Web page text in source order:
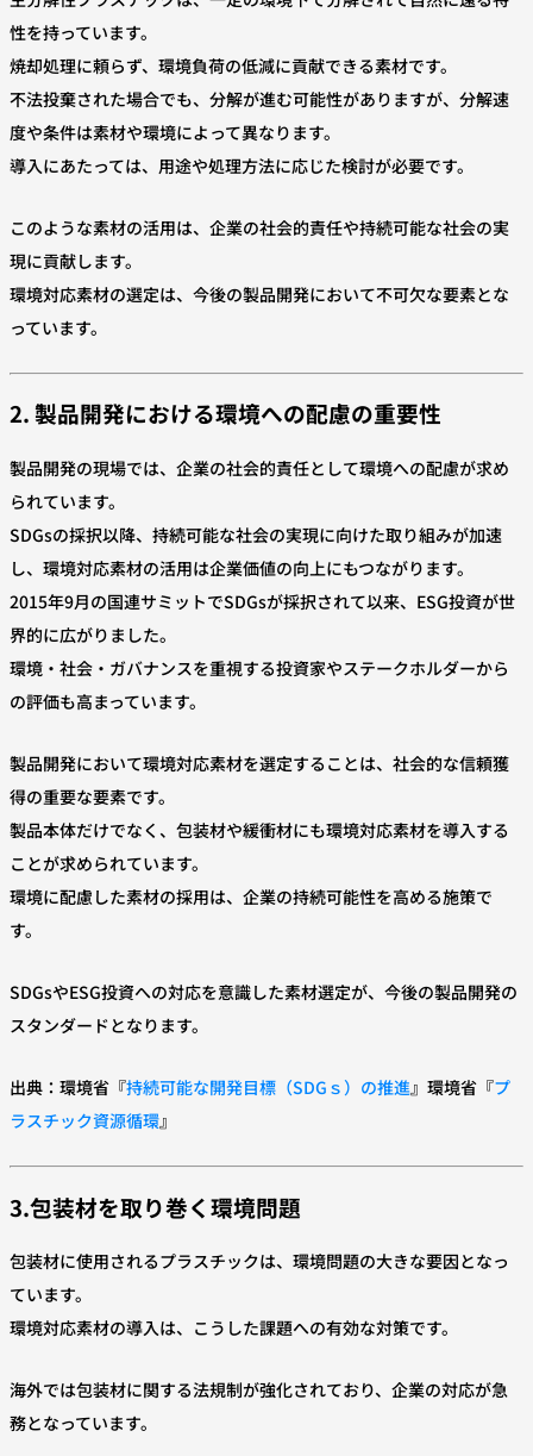
性を持っています。
焼却処理に頼らず、環境負荷の低減に貢献できる素材です。
不法投棄された場合でも、分解が進む可能性がありますが、分解速
度や条件は素材や環境によって異なります。
導入にあたっては、用途や処理方法に応じた検討が必要です。
このような素材の活用は、企業の社会的責任や持続可能な社会の実
現に貢献します。
環境対応素材の選定は、今後の製品開発において不可欠な要素とな
っています。
2. 製品開発における環境への配慮の重要性
製品開発の現場では、企業の社会的責任として環境への配慮が求め
られています。
SDGsの採択以降、持続可能な社会の実現に向けた取り組みが加速
し、環境対応素材の活用は企業価値の向上にもつながります。
2015年9月の国連サミットでSDGsが採択されて以来、ESG投資が世
界的に広がりました。
環境・社会・ガバナンスを重視する投資家やステークホルダーから
の評価も高まっています。
製品開発において環境対応素材を選定することは、社会的な信頼獲
得の重要な要素です。
製品本体だけでなく、包装材や緩衝材にも環境対応素材を導入する
ことが求められています。
環境に配慮した素材の採用は、企業の持続可能性を高める施策で
す。
SDGsやESG投資への対応を意識した素材選定が、今後の製品開発の
スタンダードとなります。
出典：環境省『持続可能な開発目標（SDGｓ）の推進』環境省『プ
ラスチック資源循環』
3.包装材を取り巻く環境問題
包装材に使用されるプラスチックは、環境問題の大きな要因となっ
ています。
環境対応素材の導入は、こうした課題への有効な対策です。
海外では包装材に関する法規制が強化されており、企業の対応が急
務となっています。